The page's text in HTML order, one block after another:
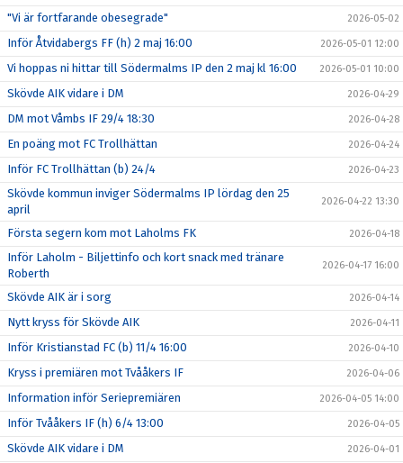
"Vi är fortfarande obesegrade" 2026-05-02
Inför Åtvidabergs FF (h) 2 maj 16:00 2026-05-01 12:00
Vi hoppas ni hittar till Södermalms IP den 2 maj kl 16:00 2026-05-01 10:00
Skövde AIK vidare i DM 2026-04-29
DM mot Våmbs IF 29/4 18:30 2026-04-28
En poäng mot FC Trollhättan 2026-04-24
Inför FC Trollhättan (b) 24/4 2026-04-23
Skövde kommun inviger Södermalms IP lördag den 25
april
2026-04-22 13:30
Första segern kom mot Laholms FK 2026-04-18
Inför Laholm - Biljettinfo och kort snack med tränare
Roberth
2026-04-17 16:00
Skövde AIK är i sorg 2026-04-14
Nytt kryss för Skövde AIK 2026-04-11
Inför Kristianstad FC (b) 11/4 16:00 2026-04-10
Kryss i premiären mot Tvååkers IF 2026-04-06
Information inför Seriepremiären 2026-04-05 14:00
Inför Tvååkers IF (h) 6/4 13:00 2026-04-05
Skövde AIK vidare i DM 2026-04-01